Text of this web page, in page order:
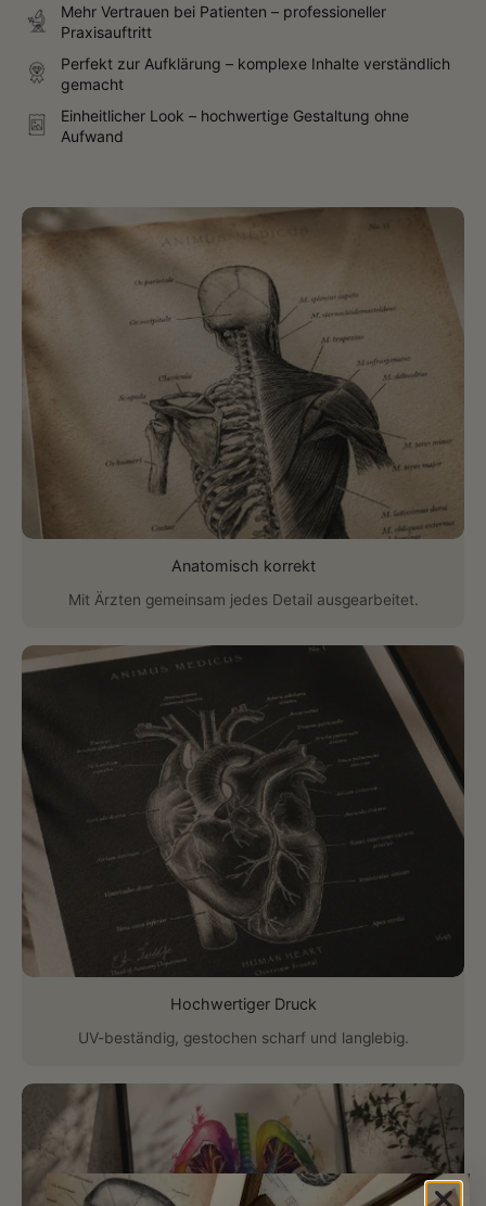
Mehr Vertrauen bei Patienten – professioneller
Praxisauftritt
Perfekt zur Aufklärung – komplexe Inhalte verständlich
gemacht
Einheitlicher Look – hochwertige Gestaltung ohne
Aufwand
Anatomisch korrekt
Mit Ärzten gemeinsam jedes Detail ausgearbeitet.
Hochwertiger Druck
UV-beständig, gestochen scharf und langlebig.